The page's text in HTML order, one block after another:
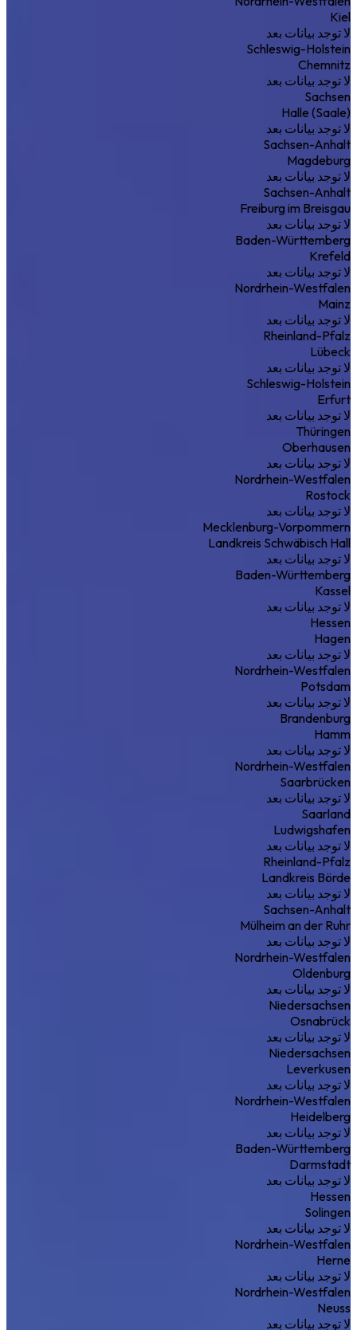
Kiel
لا توجد بيانات بعد
Schleswig-Holstein
Chemnitz
لا توجد بيانات بعد
Sachsen
Halle (Saale)
لا توجد بيانات بعد
Sachsen-Anhalt
Magdeburg
لا توجد بيانات بعد
Sachsen-Anhalt
Freiburg im Breisgau
لا توجد بيانات بعد
Baden-Württemberg
Krefeld
لا توجد بيانات بعد
Nordrhein-Westfalen
Mainz
لا توجد بيانات بعد
Rheinland-Pfalz
Lübeck
لا توجد بيانات بعد
Schleswig-Holstein
Erfurt
لا توجد بيانات بعد
Thüringen
Oberhausen
لا توجد بيانات بعد
Nordrhein-Westfalen
Rostock
لا توجد بيانات بعد
Mecklenburg-Vorpommern
Landkreis Schwäbisch Hall
لا توجد بيانات بعد
Baden-Württemberg
Kassel
لا توجد بيانات بعد
Hessen
Hagen
لا توجد بيانات بعد
Nordrhein-Westfalen
Potsdam
لا توجد بيانات بعد
Brandenburg
Hamm
لا توجد بيانات بعد
Nordrhein-Westfalen
Saarbrücken
لا توجد بيانات بعد
Saarland
Ludwigshafen
لا توجد بيانات بعد
Rheinland-Pfalz
Landkreis Börde
لا توجد بيانات بعد
Sachsen-Anhalt
Mülheim an der Ruhr
لا توجد بيانات بعد
Nordrhein-Westfalen
Oldenburg
لا توجد بيانات بعد
Niedersachsen
Osnabrück
لا توجد بيانات بعد
Niedersachsen
Leverkusen
لا توجد بيانات بعد
Nordrhein-Westfalen
Heidelberg
لا توجد بيانات بعد
Baden-Württemberg
Darmstadt
لا توجد بيانات بعد
Hessen
Solingen
لا توجد بيانات بعد
Nordrhein-Westfalen
Herne
لا توجد بيانات بعد
Nordrhein-Westfalen
Neuss
لا توجد بيانات بعد